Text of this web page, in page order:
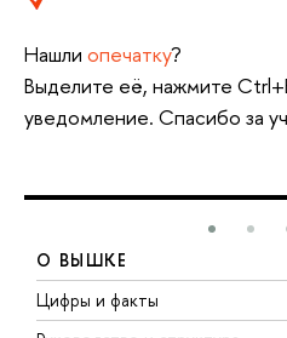
Нашли опечатку?
Выделите её, нажмите
уведомление. Спасибо за
О ВЫШКЕ
Цифры и факты